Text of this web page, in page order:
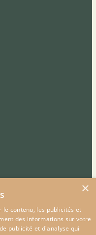
×
le contenu, les publicités et
des informations sur votre
publicité et d'analyse qui